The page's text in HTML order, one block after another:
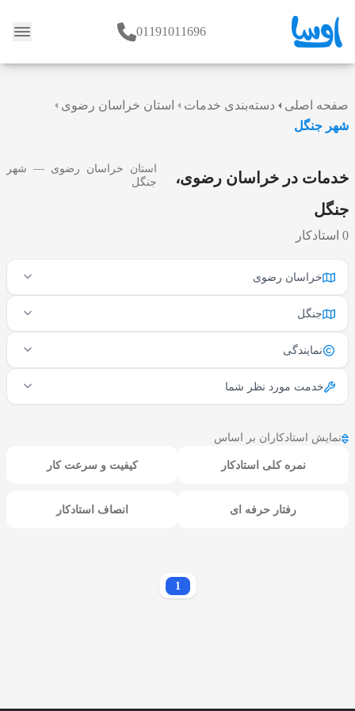
وبلاگ 01191011696
صفحه اصلی دسته‌بندی خدمات
استان خراسان رضوی
شهر جنگل
خدمات در خراسان رضوی،
جنگل
0 استادکار
استان خراسان رضوی — شهر
جنگل
خراسان رضوی
جنگل
نمایندگی
خدمت مورد نظر شما
نمایش استادکاران بر اساس
نمره کلی استادکار کیفیت و سرعت کار
رفتار حرفه ای انصاف استادکار
1